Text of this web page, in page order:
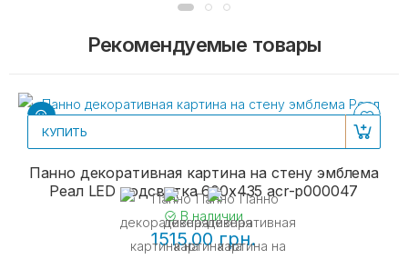
Рекомендуемые товары
КУПИТЬ
Панно декоративная картина на стену эмблема
Реал LED подсветка 600х435 acr-p000047
В наличии
1515.00 грн.